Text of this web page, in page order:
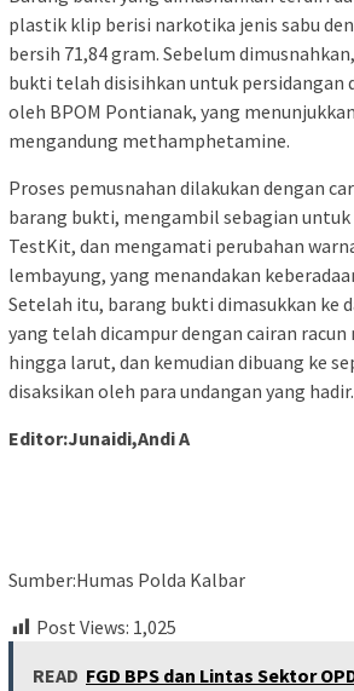
plastik klip berisi narkotika jenis sabu
bersih 71,84 gram. Sebelum
bukti telah disisihkan untuk persidangan
oleh BPOM Pontianak, yang
mengandung methamphetamine.
Proses pemusnahan dilakukan dengan
barang bukti, mengambil sebagian untuk
TestKit, dan mengamati perubahan
lembayung, yang menandakan
Setelah itu, barang bukti dimasukkan ke
yang telah dicampur dengan cairan
hingga larut, dan kemudian dibuang ke
disaksikan oleh para undangan yang hadir.
Editor:Junaidi,Andi A
Sumber:Humas Polda Kalbar
Post Views: 1,025
READ FGD BPS dan Lintas Sektor